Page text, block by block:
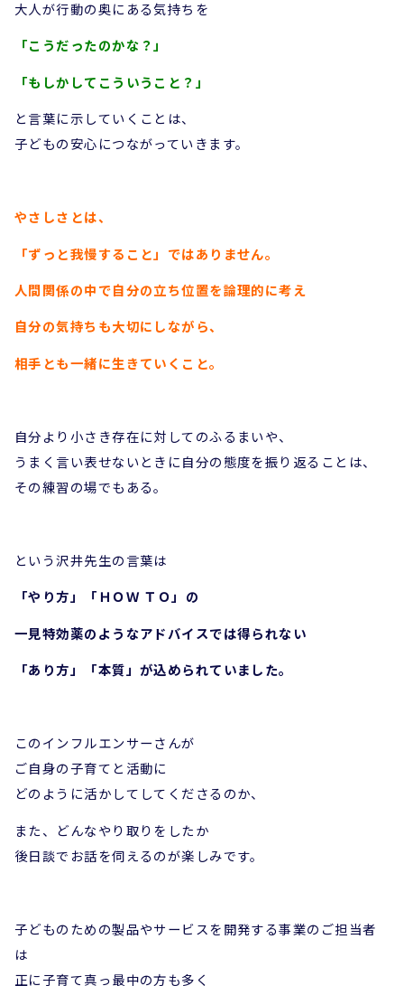
大人が行動の奥にある気持ちを
「こうだったのかな？」
「もしかしてこういうこと？」
と言葉に示していくことは、
子どもの安心につながっていきます。
やさしさとは、
「ずっと我慢すること」ではありません。
人間関係の中で自分の立ち位置を論理的に考え
自分の気持ちも大切にしながら、
相手とも一緒に生きていくこと。
自分より小さき存在に対してのふるまいや、
うまく言い表せないときに自分の態度を振り返ることは、
その練習の場でもある。
という沢井先生の言葉は
「やり方」「ＨＯＷ ＴＯ」の
一見特効薬のようなアドバイスでは得られない
「あり方」「本質」が込められていました。
このインフルエンサーさんが
ご自身の子育てと活動に
どのように活かしてしてくださるのか、
また、どんなやり取りをしたか
後日談でお話を伺えるのが楽しみです。
子どものための製品やサービスを開発する事業のご担当者
は
正に子育て真っ最中の方も多く